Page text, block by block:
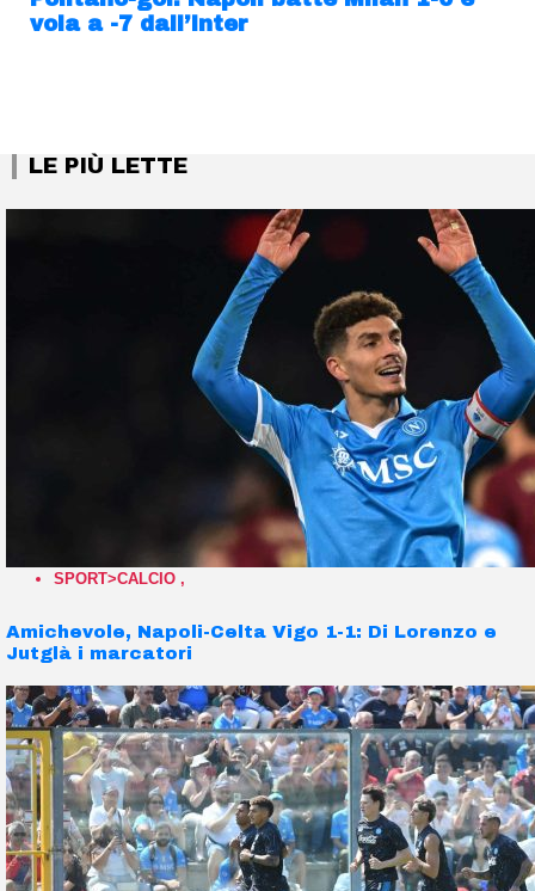
vola a -7 dall’Inter
LE PIÙ LETTE
SPORT>CALCIO ,
Amichevole, Napoli-Celta Vigo 1-1: Di Lorenzo e
Jutglà i marcatori